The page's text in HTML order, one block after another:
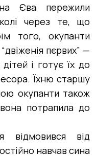
Єва пережили
через те, що
того, окупанти
пєрвих” —
і готує їх до
Їхню старшу
окупанти також
потрапила до
відмовився від
навчав сина